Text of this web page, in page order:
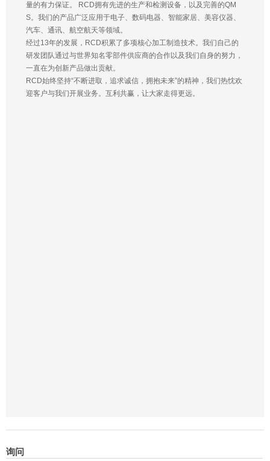
量的有力保证。 RCD拥有先进的生产和检测设备，以及完善的QM
S。我们的产品广泛应用于电子、数码电器、智能家居、美容仪器、
汽车、通讯、航空航天等领域。
经过13年的发展，RCD积累了多项核心加工制造技术。我们自己的
研发团队通过与世界知名零部件供应商的合作以及我们自身的努力，
一直在为创新产品做出贡献。
RCD始终坚持“不断进取，追求诚信，拥抱未来”的精神，我们热忱欢
迎客户与我们开展业务。互利共赢，让大家走得更远。
询问